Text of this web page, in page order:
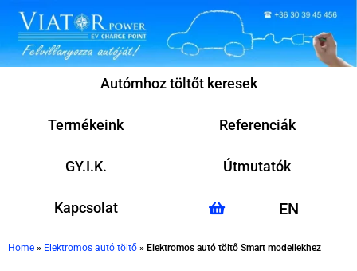
Autómhoz töltőt keresek
Termékeink Referenciák
GY.I.K. Útmutatók
Kapcsolat EN
Home » Elektromos autó töltő » Elektromos autó töltő Smart modellekhez